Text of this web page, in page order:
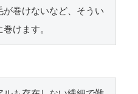
巻けないなど、そうい
けます。